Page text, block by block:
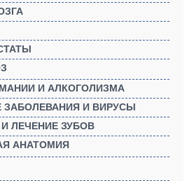
И АЛКОГОЛИЗМА
И ВИРУСЫ
ЛЕЧЕНИЕ ЗУБОВ
АНАТОМИЯ